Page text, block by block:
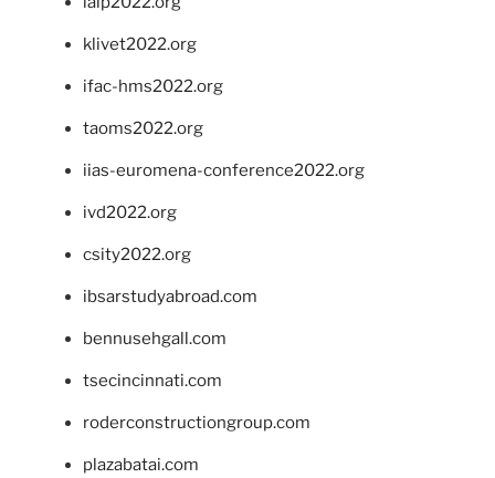
klivet2022.org
ifac-hms2022.org
taoms2022.org
iias-euromena-conference2022.org
ivd2022.org
csity2022.org
ibsarstudyabroad.com
bennusehgall.com
tsecincinnati.com
roderconstructiongroup.com
plazabatai.com